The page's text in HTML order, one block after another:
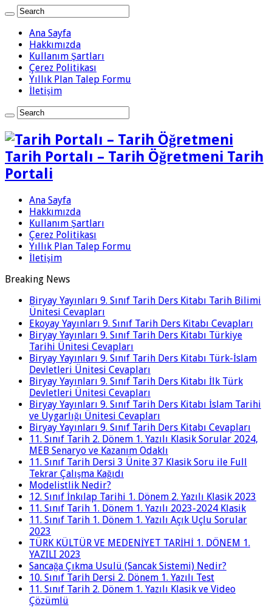
Ana Sayfa
Hakkımızda
Kullanım Şartları
Çerez Politikası
Yıllık Plan Talep Formu
İletişim
Tarih Portalı – Tarih Öğretmeni Tarih
Portali
Ana Sayfa
Hakkımızda
Kullanım Şartları
Çerez Politikası
Yıllık Plan Talep Formu
İletişim
Breaking News
Biryay Yayınları 9. Sınıf Tarih Ders Kitabı Tarih Bilimi
Ünitesi Cevapları
Ekoyay Yayınları 9. Sınıf Tarih Ders Kitabı Cevapları
Biryay Yayınları 9. Sınıf Tarih Ders Kitabı Türkiye
Tarihi Ünitesi Cevapları
Biryay Yayınları 9. Sınıf Tarih Ders Kitabı Türk-İslam
Devletleri Ünitesi Cevapları
Biryay Yayınları 9. Sınıf Tarih Ders Kitabı İlk Türk
Devletleri Ünitesi Cevapları
Biryay Yayınları 9. Sınıf Tarih Ders Kitabı İslam Tarihi
ve Uygarlığı Ünitesi Cevapları
Biryay Yayınları 9. Sınıf Tarih Ders Kitabı Cevapları
11. Sınıf Tarih 2. Dönem 1. Yazılı Klasik Sorular 2024,
MEB Senaryo ve Kazanım Odaklı
11. Sınıf Tarih Dersi 3 Ünite 37 Klasik Soru ile Full
Tekrar Çalışma Kağıdı
Modelistlik Nedir?
12. Sınıf İnkılap Tarihi 1. Dönem 2. Yazılı Klasik 2023
11. Sınıf Tarih 1. Dönem 1. Yazılı 2023-2024 Klasik
11. Sınıf Tarih 1. Dönem 1. Yazılı Açık Uçlu Sorular
2023
TÜRK KÜLTÜR VE MEDENİYET TARİHİ 1. DÖNEM 1.
YAZILI 2023
Sancağa Çıkma Usulü (Sancak Sistemi) Nedir?
10. Sınıf Tarih Dersi 2. Dönem 1. Yazılı Test
11. Sınıf Tarih 2. Dönem 1. Yazılı Klasik ve Video
Çözümlü